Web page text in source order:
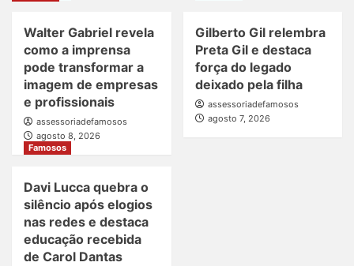
Walter Gabriel revela
como a imprensa
pode transformar a
imagem de empresas
e profissionais
assessoriadefamosos
agosto 8, 2026
Gilberto Gil relembra
Preta Gil e destaca
força do legado
deixado pela filha
assessoriadefamosos
agosto 7, 2026
Famosos
Davi Lucca quebra o
silêncio após elogios
nas redes e destaca
educação recebida
de Carol Dantas